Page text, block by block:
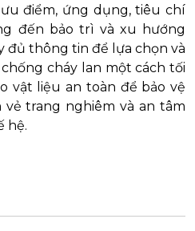
điểm, ứng dụng, tiêu chí
đến bảo trì và xu hướng
đủ thông tin để lựa chọn và
cháy lan một cách tối
vật liệu an toàn để bảo vệ
trang nghiêm và an tâm
hệ.